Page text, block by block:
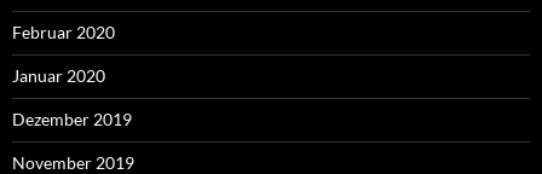
Februar 2020
Januar 2020
Dezember 2019
November 2019